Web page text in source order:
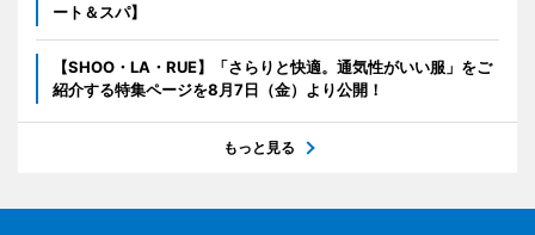
ート＆スパ】
【SHOO・LA・RUE】「さらりと快適。通気性がいい服」をご
紹介する特集ページを8月7日（金）より公開！
もっと見る